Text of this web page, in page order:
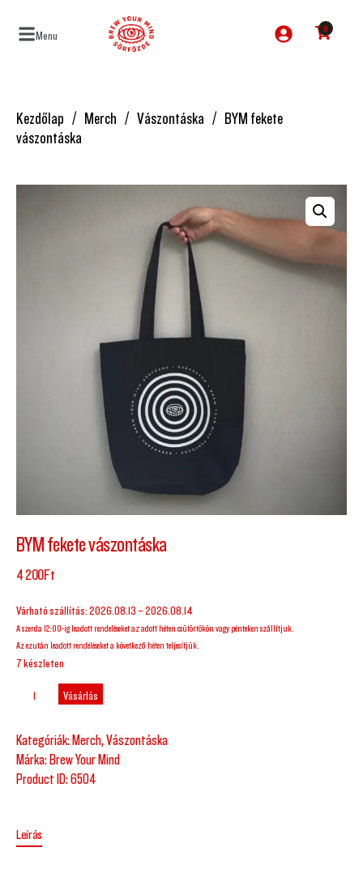
Menu 0
Kezdőlap Merch Vászontáska
BYM fekete
vászontáska
BYM fekete vászontáska
4 200Ft
Várható szállítás: 2026.08.13 – 2026.08.14
A szerda 12:00-ig leadott rendeléseket az adott héten csütörtökön vagy pénteken szállítjuk.
Az ezután leadott rendeléseket a következő héten teljesítjük.
7 készleten
Vásárlás
Kategóriák:Merch,Vászontáska
Márka:Brew Your Mind
Product ID:6504
Leírás